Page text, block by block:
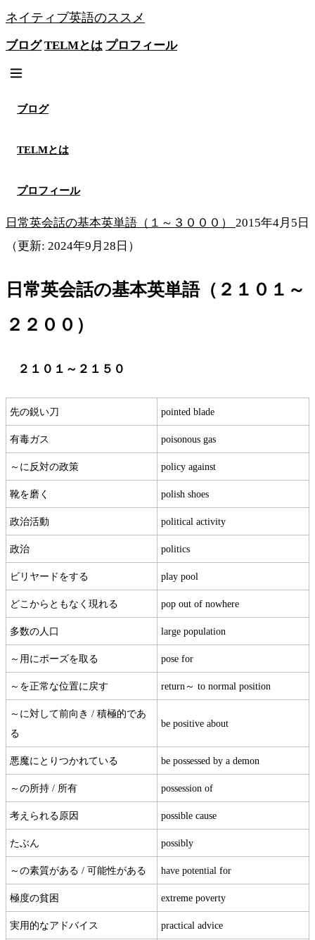
ネイティブ英語のススメ
ブログ TELMとは プロフィール
ブログ
TELMとは
プロフィール
日常英会話の基本英単語（１～３０００） 2015年4月5日
（更新: 2024年9月28日）
日常英会話の基本英単語（２１０１～
２２００）
２１０１～２１５０
先の鋭い刀 pointed blade
有毒ガス poisonous gas
～に反対の政策 policy against
靴を磨く polish shoes
政治活動 political activity
政治 politics
ビリヤードをする play pool
どこからともなく現れる pop out of nowhere
多数の人口 large population
～用にポーズを取る pose for
～を正常な位置に戻す return～ to normal position
～に対して前向き / 積極的であ
る
be positive about
悪魔にとりつかれている be possessed by a demon
～の所持 / 所有 possession of
考えられる原因 possible cause
たぶん possibly
～の素質がある / 可能性がある have potential for
極度の貧困 extreme poverty
実用的なアドバイス practical advice